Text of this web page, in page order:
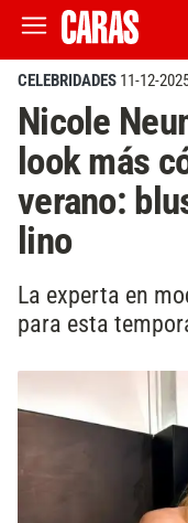
CELEBRIDADES 11-12-
Nicole
look más
verano:
lino
La experta en
para esta